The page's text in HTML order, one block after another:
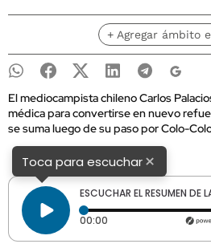
+ Agregar ámbito
El mediocampista chileno Carlos
médica para convertirse en nuevo
se suma luego de su paso por Colo-
Toca para escuchar×
ESCUCHAR EL RESUMEN DE
00:00 Tiempo